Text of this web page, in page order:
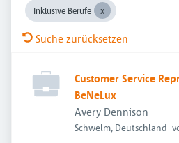
Inklusive Berufe
Suche zurücksetzen
Customer Service
BeNeLux
Avery Dennison
Schwelm, Deutschland